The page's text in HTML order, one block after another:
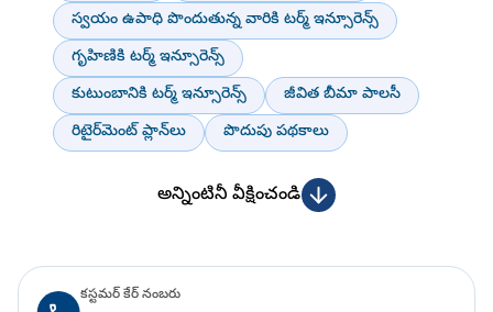
స్వయం ఉపాధి పొందుతున్న వారికి టర్మ్ ఇన్సూరెన్స్
గృహిణికి టర్మ్ ఇన్సూరెన్స్
కుటుంబానికి టర్మ్ ఇన్సూరెన్స్
జీవిత బీమా పాలసీ
రిటైర్‌మెంట్ ప్లాన్‌లు
పొదుపు పథకాలు
అన్నింటినీ వీక్షించండి
కస్టమర్ కేర్ నంబరు